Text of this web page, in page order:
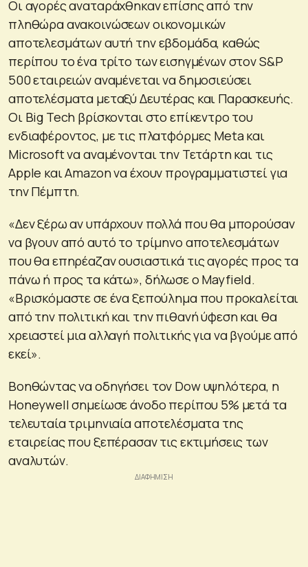
Οι αγορές αναταράχθηκαν επίσης από την
πληθώρα ανακοινώσεων οικονομικών
αποτελεσμάτων αυτή την εβδομάδα, καθώς
περίπου το ένα τρίτο των εισηγμένων στον S&P
500 εταιρειών αναμένεται να δημοσιεύσει
αποτελέσματα μεταξύ Δευτέρας και Παρασκευής.
Οι Big Tech βρίσκονται στο επίκεντρο του
ενδιαφέροντος, με τις πλατφόρμες Meta και
Microsoft να αναμένονται την Τετάρτη και τις
Apple και Amazon να έχουν προγραμματιστεί για
την Πέμπτη.
«Δεν ξέρω αν υπάρχουν πολλά που θα μπορούσαν
να βγουν από αυτό το τρίμηνο αποτελεσμάτων
που θα επηρέαζαν ουσιαστικά τις αγορές προς τα
πάνω ή προς τα κάτω», δήλωσε ο Mayfield.
«Βρισκόμαστε σε ένα ξεπούλημα που προκαλείται
από την πολιτική και την πιθανή ύφεση και θα
χρειαστεί μια αλλαγή πολιτικής για να βγούμε από
εκεί».
Βοηθώντας να οδηγήσει τον Dow υψηλότερα, η
Honeywell σημείωσε άνοδο περίπου 5% μετά τα
τελευταία τριμηνιαία αποτελέσματα της
εταιρείας που ξεπέρασαν τις εκτιμήσεις των
αναλυτών.